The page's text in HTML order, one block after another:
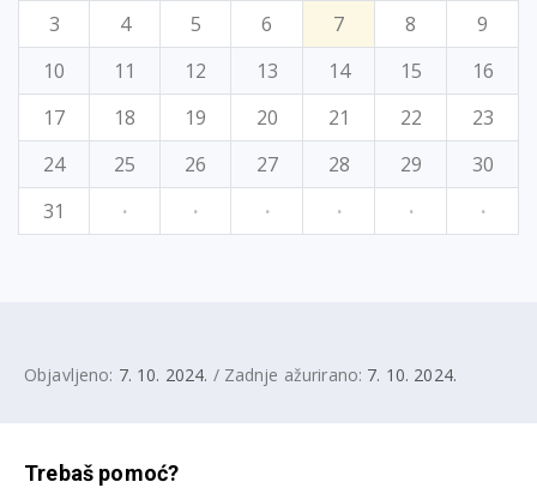
3
4 5 6 7 8
9
10
11 12 13 14 15
16
17
18 19 20 21 22
23
24
25 26 27 28 29
30
31
· · · · · ·
Objavljeno: 7. 10. 2024. / Zadnje ažurirano: 7. 10. 2024.
Trebaš pomoć?